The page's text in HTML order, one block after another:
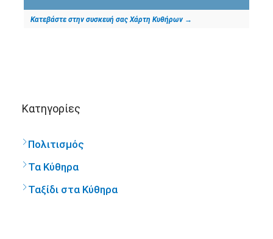
Κατεβάστε στην συσκευή σας Χάρτη Κυθήρων →
Kατηγορίες
Πολιτισμός
Τα Κύθηρα
Ταξίδι στα Κύθηρα